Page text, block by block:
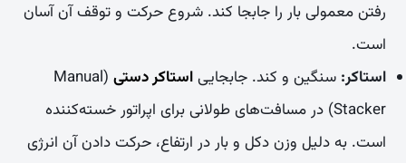
رفتن معمولی بار را جابجا کند. شروع حرکت و توقف آن آسان
است.
استاکر: سنگین و کند. جابجاییاستاکر دستی (Manual
Stacker) در مسافت‌های طولانی برای اپراتور خسته‌کننده
است. به دلیل وزن دکل و بار در ارتفاع، حرکت دادن آن انرژی